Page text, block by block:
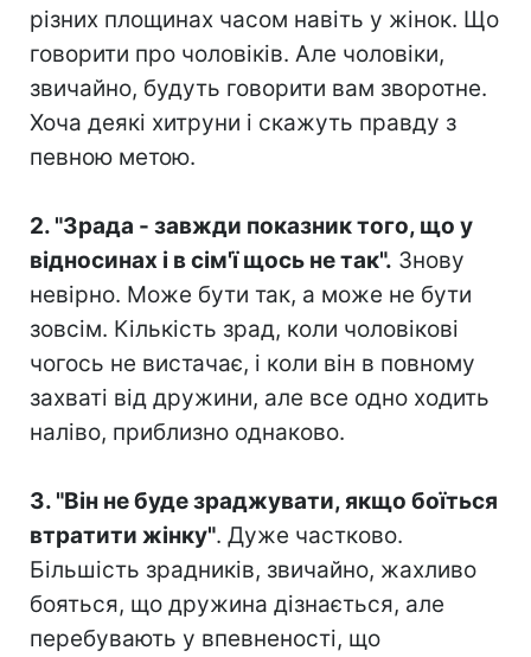
різних площинах часом навіть у жінок. Що
говорити про чоловіків. Але чоловіки,
звичайно, будуть говорити вам зворотне.
Хоча деякі хитруни і скажуть правду з
певною метою. ⠀
2. "Зрада - завжди показник того, що у
відносинах і в сім'ї щось не так". Знову
невірно. Може бути так, а може не бути
зовсім. Кількість зрад, коли чоловікові
чогось не вистачає, і коли він в повному
захваті від дружини, але все одно ходить
наліво, приблизно однаково.⠀
3. "Він не буде зраджувати, якщо боїться
втратити жінку". Дуже частково.
Більшість зрадників, звичайно, жахливо
бояться, що дружина дізнається, але
перебувають у впевненості, що